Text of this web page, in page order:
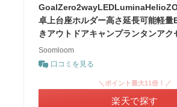
卓上台座ホルダー高さ延長可能軽量
きアウトドアキャンプランタンアク
Soomloom
口コミを見る
＼ポイント最大11倍！／
楽天で探す